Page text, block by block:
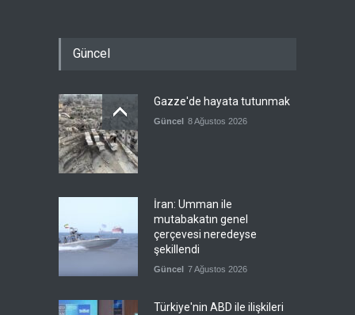
Güncel
Gazze'de hayata tutunmak
Güncel 8 Ağustos 2026
İran: Umman ile
mutabakatın genel
çerçevesi neredeyse
şekillendi
Güncel 7 Ağustos 2026
Türkiye'nin ABD ile ilişkileri